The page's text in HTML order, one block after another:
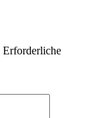
Erforderliche